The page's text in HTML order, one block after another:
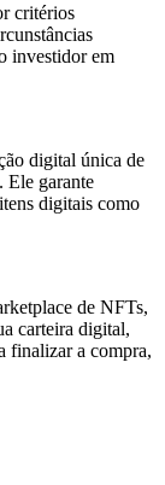
critérios
investidor em
digital única de
Ele garante
digitais como
de NFTs,
carteira digital,
finalizar a compra,